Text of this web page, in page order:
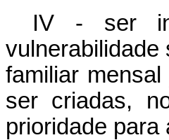
IV - ser
vulnerabilidade
familiar mensal
ser criadas,
prioridade para